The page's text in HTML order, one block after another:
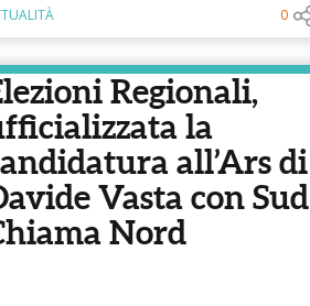
0
Regionali,
la
all’Ars di
Vasta con Sud
Nord